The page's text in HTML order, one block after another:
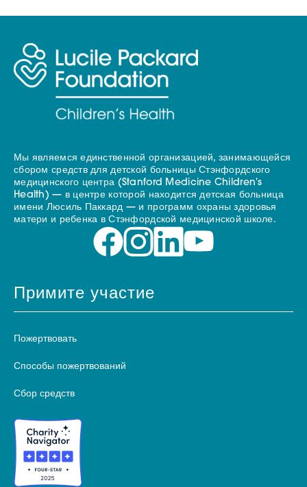
Мы являемся единственной организацией, занимающейся
сбором средств для детской больницы Стэнфордского
медицинского центра (Stanford Medicine Children's
Health) — в центре которой находится детская больница
имени Люсиль Паккард — и программ охраны здоровья
матери и ребенка в Стэнфордской медицинской школе.
Примите участие
Пожертвовать
Способы пожертвований
Сбор средств